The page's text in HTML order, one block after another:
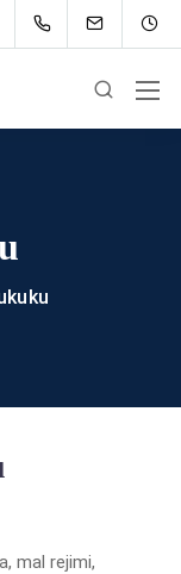
mal rejimi,